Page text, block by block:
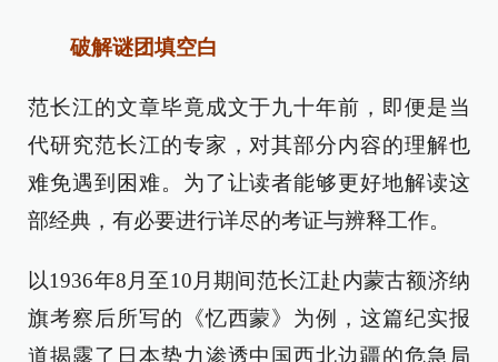
破解谜团填空白
范长江的文章毕竟成文于九十年前，即便是当
代研究范长江的专家，对其部分内容的理解也
难免遇到困难。为了让读者能够更好地解读这
部经典，有必要进行详尽的考证与辨释工作。
以1936年8月至10月期间范长江赴内蒙古额济纳
旗考察后所写的《忆西蒙》为例，这篇纪实报
道揭露了日本势力渗透中国西北边疆的危急局